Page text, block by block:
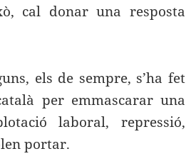
cal donar una resposta
els de sempre, s’ha fet
per emmascarar una
laboral, repressió,
portar.